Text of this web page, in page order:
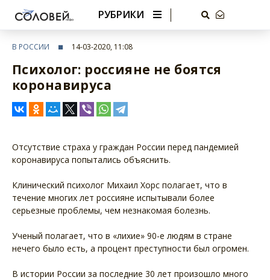
РУБРИКИ
В РОССИИ 14-03-2020, 11:08
Психолог: россияне не боятся
коронавируса
Отсутствие страха у граждан России перед пандемией
коронавируса попытались объяснить.
Клинический психолог Михаил Хорс полагает, что в
течение многих лет россияне испытывали более
серьезные проблемы, чем незнакомая болезнь.
Ученый полагает, что в «лихие» 90-е людям в стране
нечего было есть, а процент преступности был огромен.
В истории России за последние 30 лет произошло много